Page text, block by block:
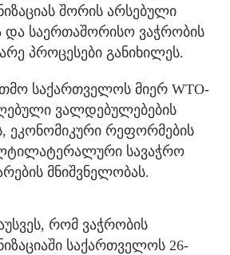
შორის არსებული
საერთაშორისო ვაჭრობის
პროცესები განიხილეს.
საქართველოს მიერ WTO-
ვალდებულებების
ეკონომიკური რეფორმების
სავაჭრო
მნიშვნელობას.
რომ ვაჭრობის
საქართველოს 26-